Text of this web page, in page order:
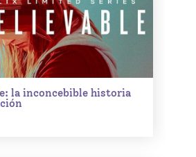
la inconcebible historia